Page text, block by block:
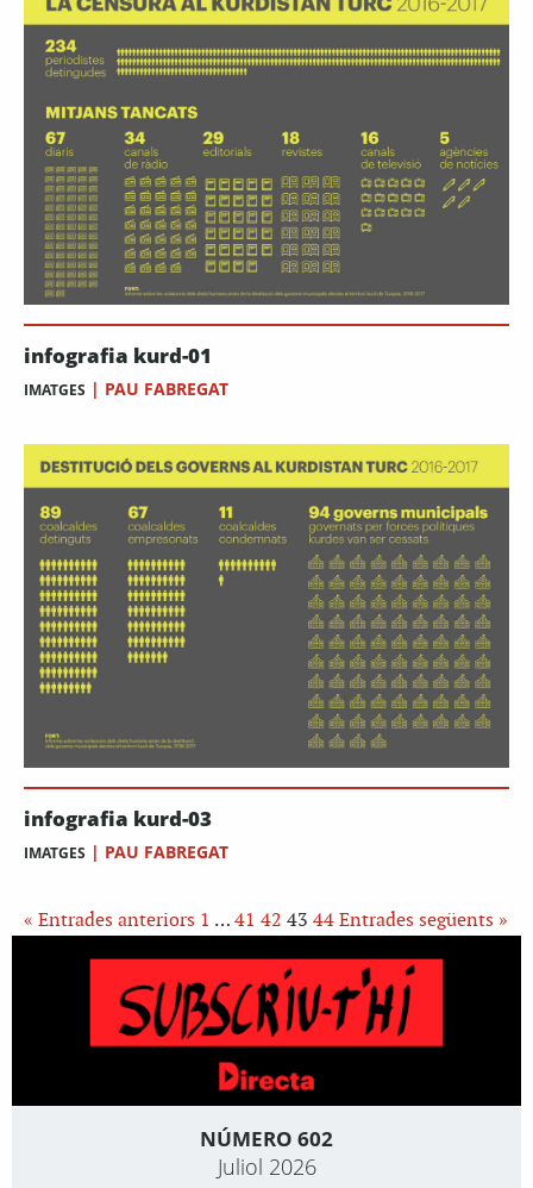
infografia kurd-01
IMATGES | PAU FABREGAT
infografia kurd-03
IMATGES | PAU FABREGAT
« Entrades anteriors 1 … 41 42 43 44 Entrades següents »
NÚMERO 602
Juliol 2026